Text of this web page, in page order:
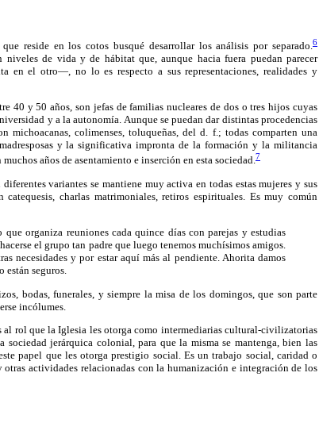
reside en los cotos busqué desarrollar los análisis por separado. 6
de vida y de hábitat que, aunque hacia fuera puedan parecer
en el otro—, no lo es respecto a sus representaciones, realidades y
40 y 50 años, son jefas de familias nucleares de dos o tres hijos cuyas
y a la autonomía. Aunque se puedan dar distintas procedencias
michoacanas, colimenses, toluqueñas, del d. f.; todas comparten una
y la significativa impronta de la formación y la militancia
años de asentamiento e inserción en esta sociedad.7
variantes se mantiene muy activa en todas estas mujeres y sus
charlas matrimoniales, retiros espirituales. Es muy común
organiza reuniones cada quince días con parejas y estudias
el grupo tan padre que luego tenemos muchísimos amigos.
necesidades y por estar aquí más al pendiente. Ahorita damos
están seguros.
bodas, funerales, y siempre la misa de los domingos, que son parte
incólumes.
al rol que la Iglesia les otorga como intermediarias cultural-civilizatorias
sociedad jerárquica colonial, para que la misma se mantenga, bien las
papel que les otorga prestigio social. Es un trabajo social, caridad o
actividades relacionadas con la humanización e integración de los